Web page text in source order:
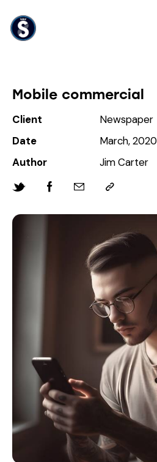
Mobile commercial
Client
Newspaper
Date
March, 2020
Author
Jim Carter